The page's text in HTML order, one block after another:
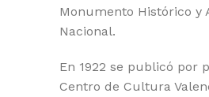
Monumento Histórico y
Nacional.
En 1922 se publicó por
Centro de Cultura